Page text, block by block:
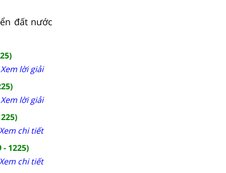
đất nước
Xem lời giải
Xem lời giải
chi tiết
1225)
chi tiết